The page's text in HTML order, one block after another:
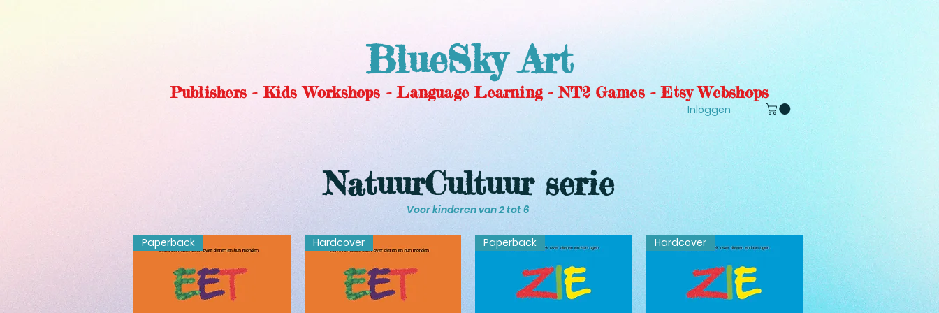
BlueSky Art
Inloggen
Publishers - Kids Workshops - Language Learning - NT2 Games - Etsy Webshops
NatuurCultuur serie
Voor kinderen van 2 tot 6
Paperback Hardcover Paperback Hardcover